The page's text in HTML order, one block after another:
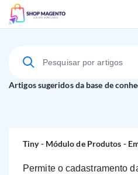
Suporte Técnico
Artigos sugeridos da base de
Tiny - Módulo de Produtos -
Permite o cadastramento